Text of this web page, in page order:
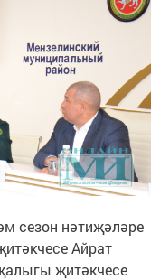
сезон нәтиҗәләре
Айрат
җитәкчесе